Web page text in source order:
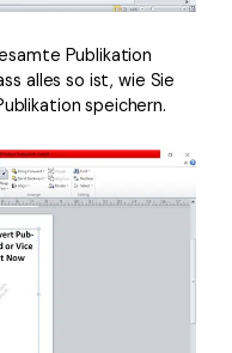
Publikation
alles so ist, wie Sie
speichern.